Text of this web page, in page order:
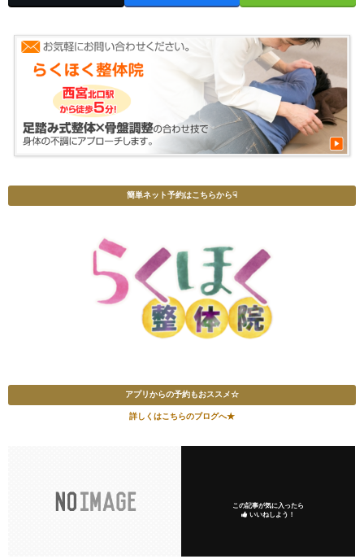
簡単ネット予約はこちらから☟
アプリからの予約もおススメ☆
詳しくはこちらのブログへ★
この記事が気に入ったら
いいねしよう！